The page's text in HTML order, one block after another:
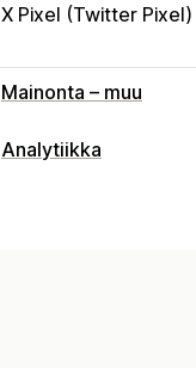
X Pixel (Twitter Pixel)
Mainonta – muu
Analytiikka